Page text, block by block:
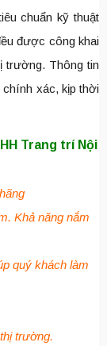
chuẩn kỹ thuật
được công khai
trường. Thông tin
xác, kịp thời
Trang trí Nội
Khả năng nắm
quý khách làm
trường.